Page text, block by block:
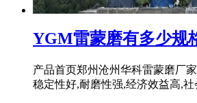
YGM雷蒙磨有多少规
产品首页郑州沧州华科雷蒙磨厂
稳定性好,耐磨性强,经济效益高,